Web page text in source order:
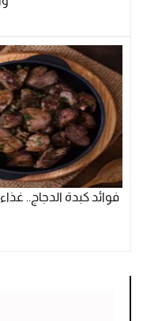
فوائد كبدة الدجاج..